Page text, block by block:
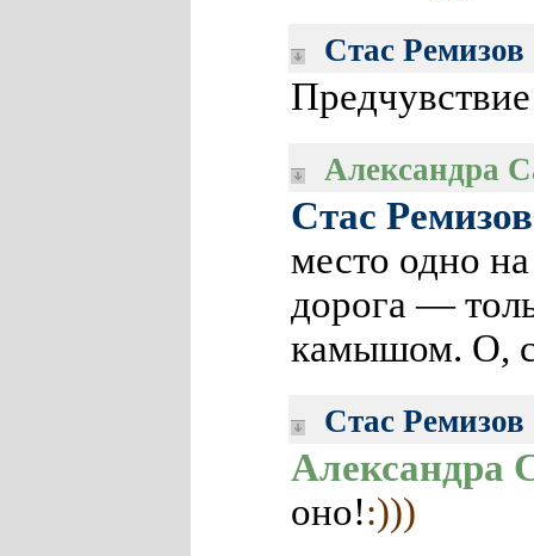
Стас Ремизов
Александра
Стас Ремизов
место одно
дорога —
камышом. О,
Стас Ремизов
Александра
оно!:)))